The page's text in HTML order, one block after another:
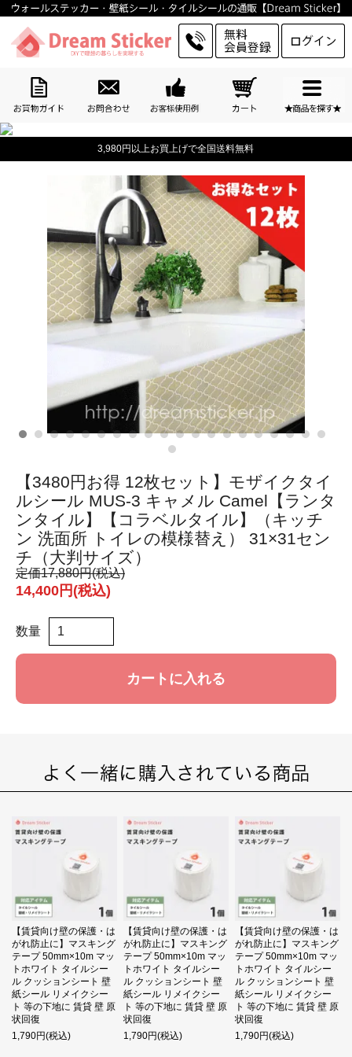
3,980円以上お買上げで全国送料無料
【3480円お得 12枚セット】モザイクタイ
ルシール MUS-3 キャメル Camel【ランタ
ンタイル】【コラベルタイル】（キッチ
ン 洗面所 トイレの模様替え） 31×31セン
チ（大判サイズ）
定価17,880円(税込)
14,400円(税込)
数量
カートに入れる
【賃貸向け壁の保護・は
がれ防止に】マスキング
テープ 50mm×10m マッ
トホワイト タイルシー
ル クッションシート 壁
紙シール リメイクシー
ト 等の下地に 賃貸 壁 原
状回復
1,790円(税込)
【賃貸向け壁の保護・は
がれ防止に】マスキング
テープ 50mm×10m マッ
トホワイト タイルシー
ル クッションシート 壁
紙シール リメイクシー
ト 等の下地に 賃貸 壁 原
状回復
1,790円(税込)
【賃貸向け壁の保護・は
がれ防止に】マスキング
テープ 50mm×10m マッ
トホワイト タイルシー
ル クッションシート 壁
紙シール リメイクシー
ト 等の下地に 賃貸 壁 原
状回復
1,790円(税込)